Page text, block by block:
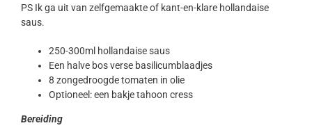
PS Ik ga uit van zelfgemaakte of kant-en-klare hollandaise
saus.
250-300ml hollandaise saus
Een halve bos verse basilicumblaadjes
8 zongedroogde tomaten in olie
Optioneel: een bakje tahoon cress
Bereiding